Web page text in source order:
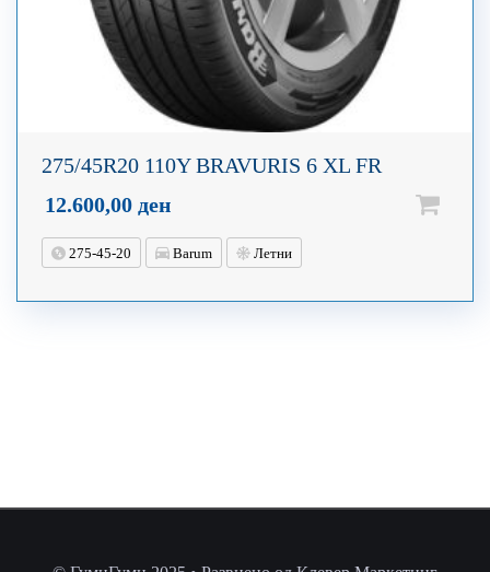
275/45R20 110Y BRAVURIS 6 XL FR
12.600,00 ден
275-45-20 Barum Летни